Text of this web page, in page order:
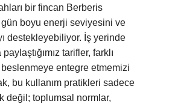
bir fincan Berberis
gün boyu enerji seviyesini ve
destekleyebiliyor. İş yerinde
tarifler, farklı
entegre etmemizi
bu kullanım pratikleri sadece
değil; toplumsal normlar,